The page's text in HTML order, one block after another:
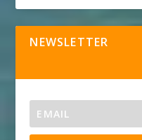
NEWSLETTER